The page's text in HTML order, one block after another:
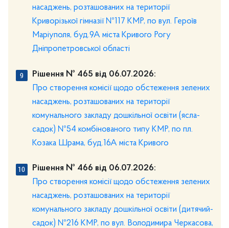
насаджень, розташованих на території
Криворізької гімназії №117 КМР, по вул. Героїв
Маріуполя, буд.9А міста Кривого Рогу
Дніпропетровської області
Рішення № 465 від 06.07.2026:
Про створення комісії щодо обстеження зелених
насаджень, розташованих на території
комунального закладу дошкільної освіти (ясла-
садок) №54 комбінованого типу КМР, по пл.
Козака Шрама, буд.16А міста Кривого
Рішення № 466 від 06.07.2026:
Про створення комісії щодо обстеження зелених
насаджень, розташованих на території
комунального закладу дошкільної освіти (дитячий-
садок) №216 КМР, по вул. Володимира Черкасова,